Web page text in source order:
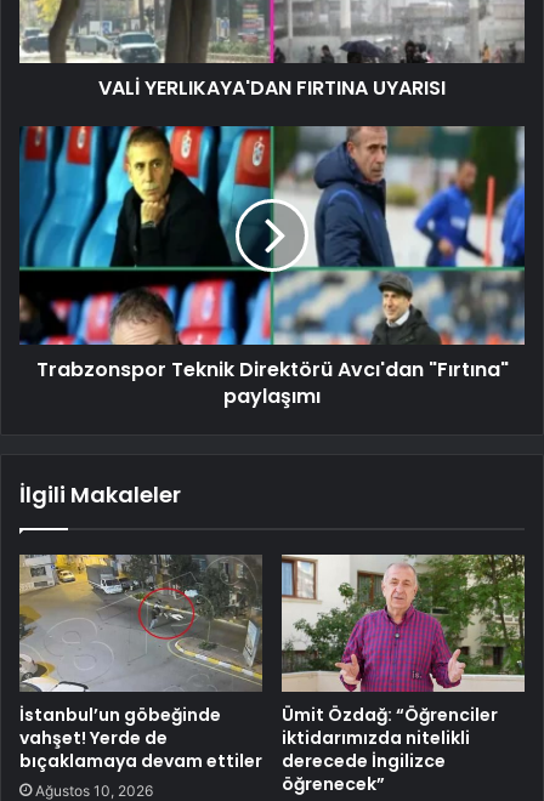
VALİ YERLIKAYA'DAN FIRTINA UYARISI
Trabzonspor Teknik Direktörü Avcı'dan "Fırtına"
paylaşımı
İlgili Makaleler
İstanbul’un göbeğinde
vahşet! Yerde de
bıçaklamaya devam ettiler
Ağustos 10, 2026
Ümit Özdağ: “Öğrenciler
iktidarımızda nitelikli
derecede İngilizce
öğrenecek”